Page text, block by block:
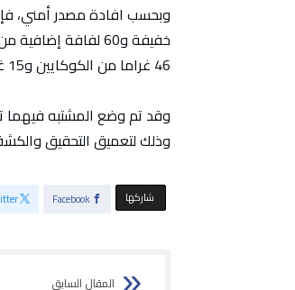
وبحسب افادة مصدر أمني،
خفيفة و60 لفافة
46 غراما من الكوكايين و15 غراما من الشيرا.
وقد تم وضع المشتبه فيهما
وذلك لتعميق التحقيق
‫‫ شاركها‬ Facebook